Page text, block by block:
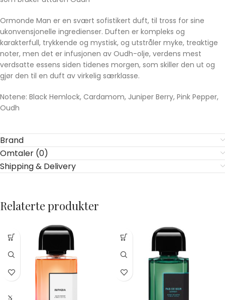
Ormonde Man er en svært sofistikert duft, til tross for sine
ukonvensjonelle ingredienser. Duften er kompleks og
karakterfull, trykkende og mystisk, og utstråler myke, treaktige
noter, men det er infusjonen av Oudh-olje, verdens mest
verdsatte essens siden tidenes morgen, som skiller den ut og
gjør den til en duft av virkelig særklasse.
Notene: Black Hemlock, Cardamom, Juniper Berry, Pink Pepper,
Oudh
Brand
Omtaler (0)
Shipping & Delivery
Relaterte produkter